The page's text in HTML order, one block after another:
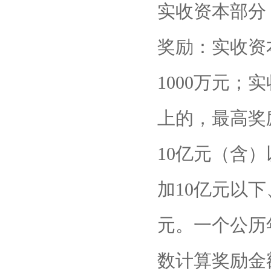
实收资本部
奖励：实收
1000万元；
上的，最高
10亿元（含
加10亿元以
元。一个公
数计算奖励金